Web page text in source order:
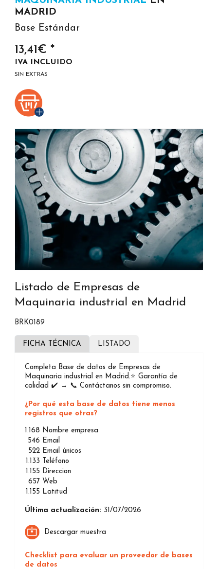
MADRID
Base Estándar
13,41€ *
IVA INCLUIDO
SIN EXTRAS
Listado de Empresas de
Maquinaria industrial en Madrid
BRK0189
FICHA TÉCNICA LISTADO
Completa Base de datos de Empresas de
Maquinaria industrial en Madrid.⭐️ Garantía de
calidad ✔️ → 📞 Contáctanos sin compromiso.
¿Por qué esta base de datos tiene menos
registros que otras?
1.168 Nombre empresa
546 Email
522 Email únicos
1.133
Teléfono
1.155 Direccion
657 Web
1.155 Latitud
Última actualización: 31/07/2026
Descargar muestra
Checklist para evaluar un proveedor de bases
de datos